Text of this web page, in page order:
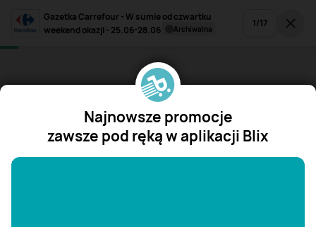
Gazetka Carrefour - W sumie od czwartku
weekend okazji - 25.06-28.06
archiwalna 1/17
Najnowsze promocje
zawsze pod ręką w aplikacji Blix
"/>